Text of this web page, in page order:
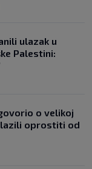
ulazak u
Palestini:
o velikoj
oprostiti od